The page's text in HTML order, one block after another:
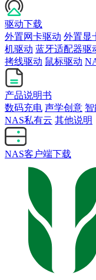
驱动下载
外置网卡驱动 外置显
机驱动 蓝牙适配器驱
拷线驱动 鼠标驱动
产品说明书
数码充电 声学创意
NAS私有云 其他说明
NAS客户端下载